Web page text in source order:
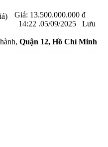
Giá: 13.500.000.000 đ
14:22 .05/09/2025
Lưu
Quận 12, Hồ Chí Minh